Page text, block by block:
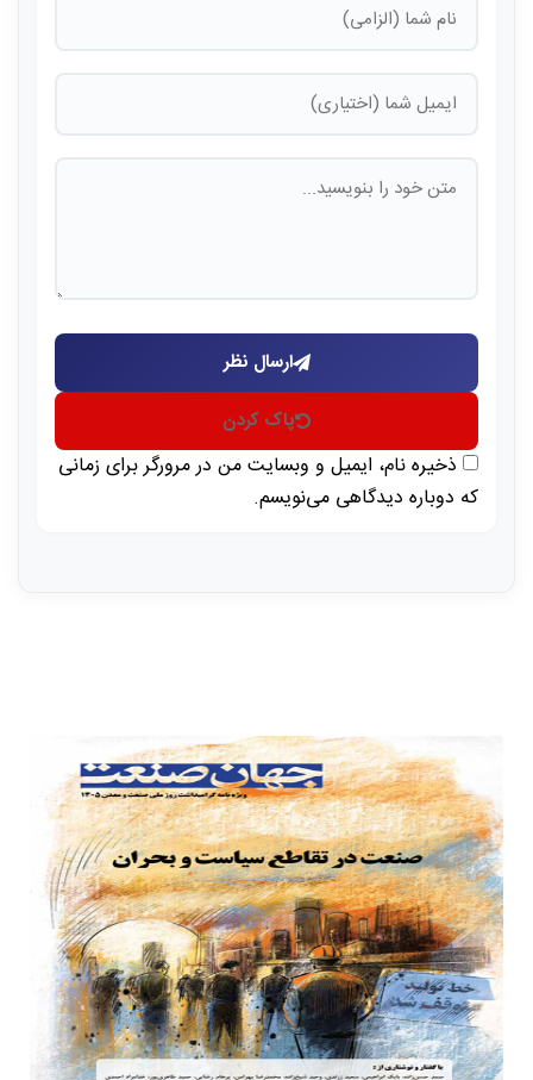
ارسال نظر
پاک کردن
ذخیره نام، ایمیل و وبسایت من در مرورگر برای زمانی
که دوباره دیدگاهی می‌نویسم.